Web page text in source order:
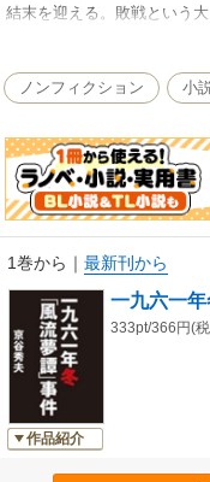
結末を迎える。敗戦という
の自由」を謳歌していたか
件と向き合った著者が記し
ノンフィクション 小
1巻から ｜ 最新刊から
作品紹介
一九六一
333pt/366円(